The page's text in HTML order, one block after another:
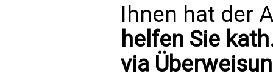
Ihnen hat der
helfen Sie
via